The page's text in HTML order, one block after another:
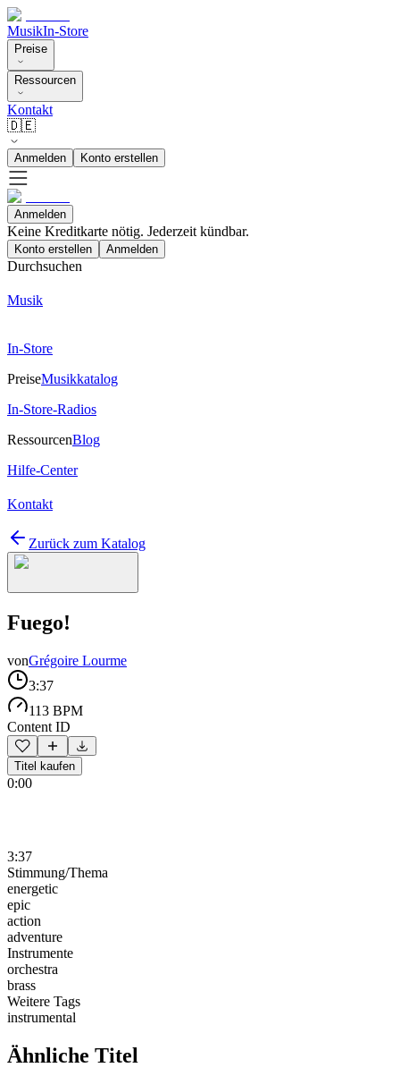
MusikIn-Store
Preise
Ressourcen
Kontakt
🇩🇪
Anmelden Konto erstellen
Anmelden
Keine Kreditkarte nötig. Jederzeit kündbar.
Konto erstellen Anmelden
Durchsuchen
Musik
In-Store
PreiseMusikkatalog
In-Store-Radios
RessourcenBlog
Hilfe-Center
Kontakt
Zurück zum Katalog
Fuego!
vonGrégoire Lourme
3:37
113 BPM
Content ID
Titel kaufen
0:00
3:37
Stimmung/Thema
energetic
epic
action
adventure
Instrumente
orchestra
brass
Weitere Tags
instrumental
Ähnliche Titel